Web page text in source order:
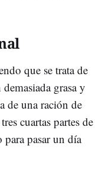
que se trata de
grasa y
de una ración de
cuartas partes de
para pasar un día